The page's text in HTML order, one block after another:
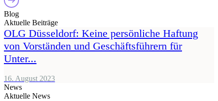
Blog
Aktuelle Beiträge
OLG Düsseldorf: Keine persönliche Haftung
von Vorständen und Geschäftsführern für
Unter...
16. August 2023
News
Aktuelle News